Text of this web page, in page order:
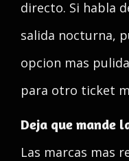
directo. Si habla
salida nocturna,
opcion mas
para otro ticket
Deja que mande
Las marcas mas